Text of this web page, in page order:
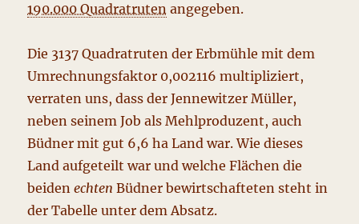
190.000 Quadratruten angegeben.
Die 3137 Quadratruten der Erbmühle mit dem
Umrechnungsfaktor 0,002116 multipliziert,
verraten uns, dass der Jennewitzer Müller,
neben seinem Job als Mehlproduzent, auch
Büdner mit gut 6,6 ha Land war. Wie dieses
Land aufgeteilt war und welche Flächen die
beidenechten Büdner bewirtschafteten steht in
der Tabelle unter dem Absatz.